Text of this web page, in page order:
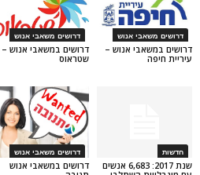
בלוגים
דו"ח של
החלה
דרושים משאבי אנוש
דרושים במשאבי אנוש –
שטראוס
אנוש
אנוש –
דרושים
דרושים
דרושים משאבי אנוש
דרושים במשאבי אנוש
שנת 2017: 6,683 אנשים